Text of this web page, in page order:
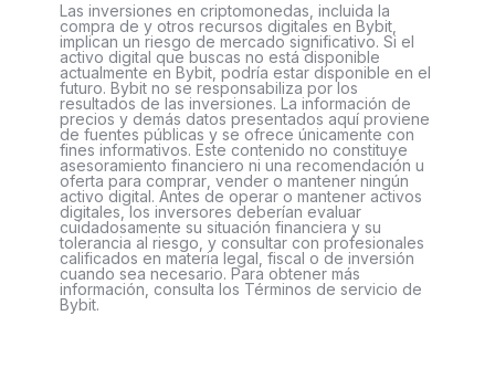
Las inversiones en criptomonedas, incluida la
compra de y otros recursos digitales en Bybit,
implican un riesgo de mercado significativo. Si el
activo digital que buscas no está disponible
actualmente en Bybit, podría estar disponible en el
futuro. Bybit no se responsabiliza por los
resultados de las inversiones. La información de
precios y demás datos presentados aquí proviene
de fuentes públicas y se ofrece únicamente con
fines informativos. Este contenido no constituye
asesoramiento financiero ni una recomendación u
oferta para comprar, vender o mantener ningún
activo digital. Antes de operar o mantener activos
digitales, los inversores deberían evaluar
cuidadosamente su situación financiera y su
tolerancia al riesgo, y consultar con profesionales
calificados en materia legal, fiscal o de inversión
cuando sea necesario. Para obtener más
información, consulta los Términos de servicio de
Bybit.